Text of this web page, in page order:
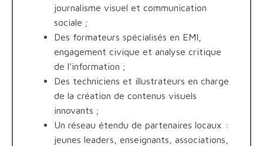
journalisme visuel et communication
sociale ;
Des formateurs spécialisés en EMI,
engagement civique et analyse critique
de l’information ;
Des techniciens et illustrateurs en charge
de la création de contenus visuels
innovants ;
Un réseau étendu de partenaires locaux :
jeunes leaders, enseignants, associations,